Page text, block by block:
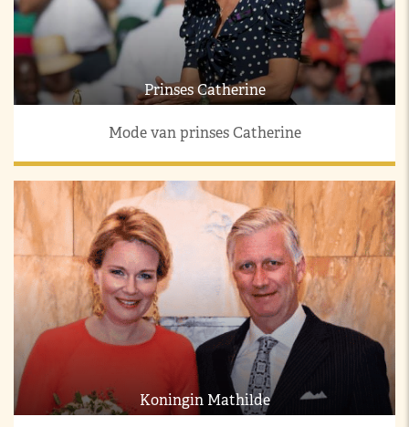
Prinses Catherine
Mode van prinses Catherine
Koningin Mathilde